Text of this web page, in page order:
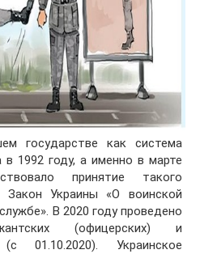
государстве как система
в 1992 году, а именно в марте
принятие такого
Закон Украины «О воинской
В 2020 году проведено
(офицерских) и
01.10.2020). Украинское